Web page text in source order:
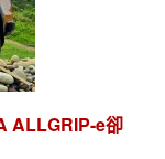
ALLGRIP-e卻